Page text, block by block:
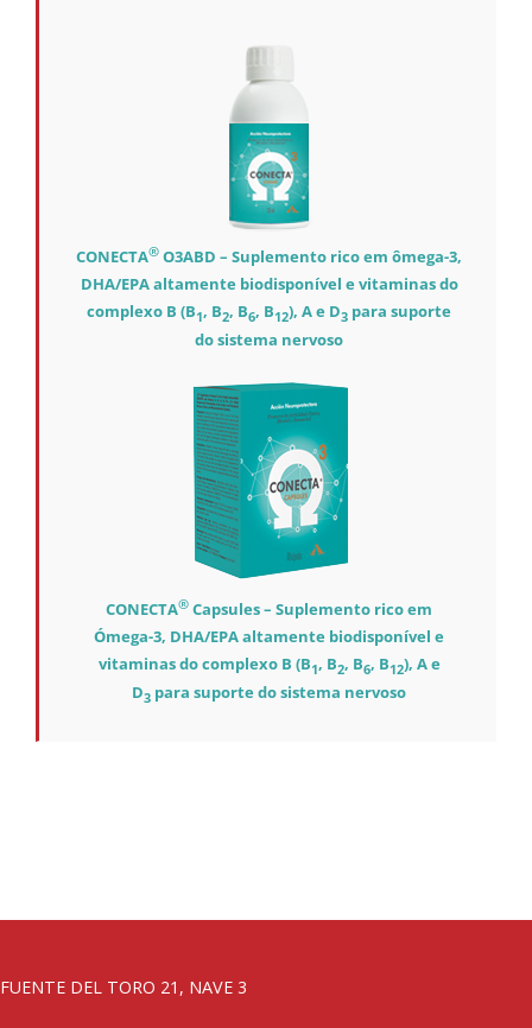
CONECTA® O3ABD – Suplemento rico em ômega-3,
DHA/EPA altamente biodisponível e vitaminas do
complexo B (B1, B2, B6, B12), A e D3 para suporte
do sistema nervoso
CONECTA® Capsules – Suplemento rico em
Ómega-3, DHA/EPA altamente biodisponível e
vitaminas do complexo B (B1, B2, B6, B12), A e
D3 para suporte do sistema nervoso
FUENTE DEL TORO 21, NAVE 3